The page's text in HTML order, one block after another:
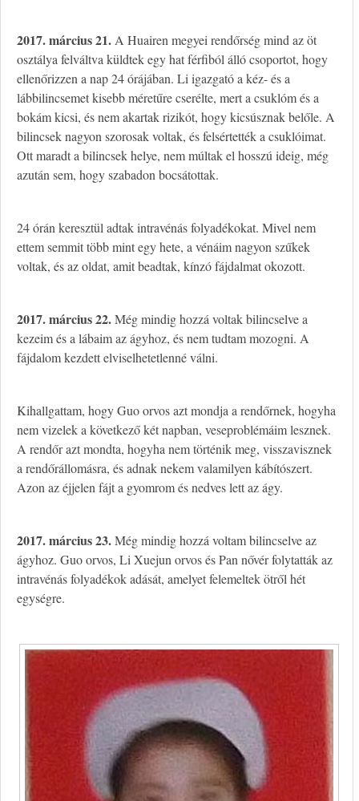
2017. március 21.A Huairen megyei rendőrség mind az öt
osztálya felváltva küldtek egy hat férfiból álló csoportot, hogy
ellenőrizzen a nap 24 órájában. Li igazgató a kéz- és a
lábbilincsemet kisebb méretűre cserélte, mert a csuklóm és a
bokám kicsi, és nem akartak rizikót, hogy kicsúsznak belőle. A
bilincsek nagyon szorosak voltak, és felsértették a csuklóimat.
Ott maradt a bilincsek helye, nem múltak el hosszú ideig, még
azután sem, hogy szabadon bocsátottak.
24 órán keresztül adtak intravénás folyadékokat. Mivel nem
ettem semmit több mint egy hete, a vénáim nagyon szűkek
voltak, és az oldat, amit beadtak, kínzó fájdalmat okozott.
2017. március 22.Még mindig hozzá voltak bilincselve a
kezeim és a lábaim az ágyhoz, és nem tudtam mozogni. A
fájdalom kezdett elviselhetetlenné válni.
Kihallgattam, hogy Guo orvos azt mondja a rendőrnek, hogyha
nem vizelek a következő két napban, veseproblémáim lesznek.
A rendőr azt mondta, hogyha nem történik meg, visszavisznek
a rendőrállomásra, és adnak nekem valamilyen kábítószert.
Azon az éjjelen fájt a gyomrom és nedves lett az ágy.
2017. március 23.Még mindig hozzá voltam bilincselve az
ágyhoz. Guo orvos, Li Xuejun orvos és Pan nővér folytatták az
intravénás folyadékok adását, amelyet felemeltek ötről hét
egységre.